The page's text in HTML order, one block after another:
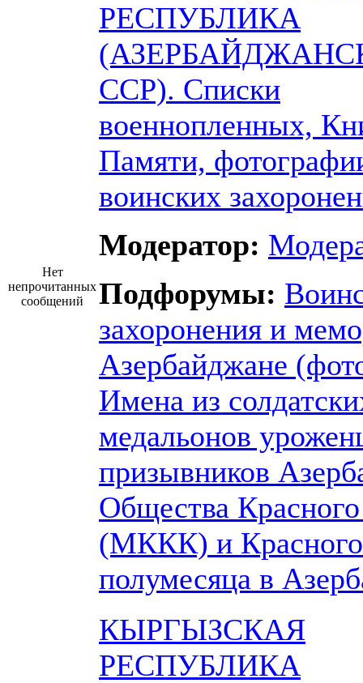
Нет
непрочитанных
сообщений
РЕСПУБЛИКА
ССР). Списки
военнопленных,
Памяти,
воинских
Модератор:
Подфорумы:
захоронения и
Азербайджане
Имена из
медальонов
призывников
Общества
(МККК) и Красного
полумесяца в
КЫРГЫЗСКАЯ
РЕСПУБЛИКА